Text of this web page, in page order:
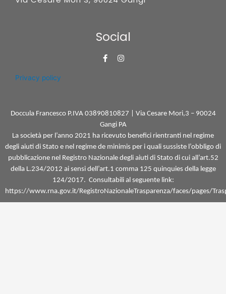
Social
F
a
k
-
f
I
a
m
Privacy policy
Doccula Francesco P.IVA 03890810827 | Via Cesare Mori,3 – 90024
Gangi PA
La società per l’anno 2021 ha ricevuto benefici rientranti nel regime
degli aiuti di Stato e nel regime de minimis per i quali sussiste l’obbligo di
pubblicazione nel Registro Nazionale degli aiuti di Stato di cui all’art.52
della L.234/2012 ai sensi dell’art.1 comma 125 quinquies della legge
124/2017. Consultabili al seguente link:
https://www.rna.gov.it/RegistroNazionaleTrasparenza/faces/pages/